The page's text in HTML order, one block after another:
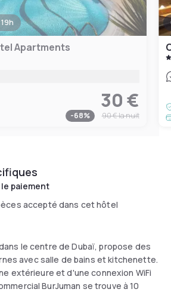
Apartments
30 €
-68% 90 €la nuit
paiement
accepté dans cet hôtel
le centre de Dubaï, propose des
avec salle de bains et kitchenette.
extérieure et d'une connexion WiFi
BurJuman se trouve à 10